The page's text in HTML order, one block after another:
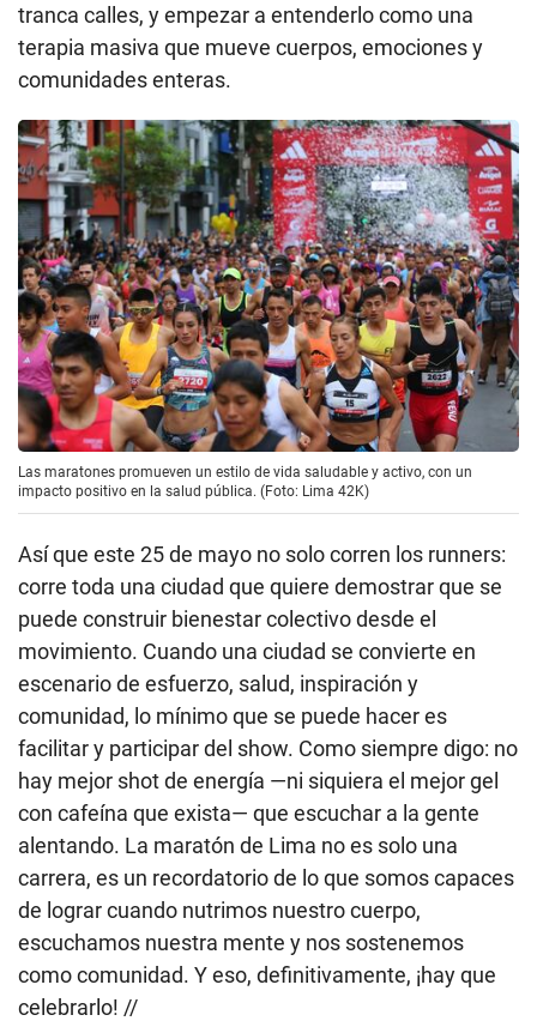
tranca calles, y empezar a entenderlo como una
terapia masiva que mueve cuerpos, emociones y
comunidades enteras.
Las maratones promueven un estilo de vida saludable y activo, con un
impacto positivo en la salud pública. (Foto: Lima 42K)
Así que este 25 de mayo no solo corren los runners:
corre toda una ciudad que quiere demostrar que se
puede construir bienestar colectivo desde el
movimiento. Cuando una ciudad se convierte en
escenario de esfuerzo, salud, inspiración y
comunidad, lo mínimo que se puede hacer es
facilitar y participar del show. Como siempre digo: no
hay mejor shot de energía —ni siquiera el mejor gel
con cafeína que exista— que escuchar a la gente
alentando. La maratón de Lima no es solo una
carrera, es un recordatorio de lo que somos capaces
de lograr cuando nutrimos nuestro cuerpo,
escuchamos nuestra mente y nos sostenemos
como comunidad. Y eso, definitivamente, ¡hay que
celebrarlo! //